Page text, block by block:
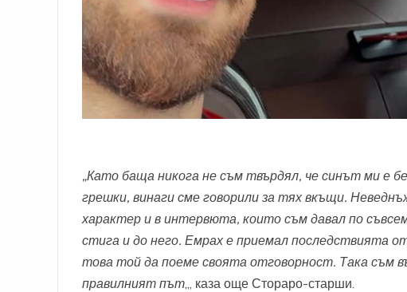
„Като баща никога не съм твърдял, че синът ми е
грешки, винаги сме говорили за тях вкъщи.
характер и в интервюта, които съм давал по
стига и до него. Емрах е приемал последствията
това той да поеме своята отговорност. Така съм
правилният път „, каза още Стораро-старши.